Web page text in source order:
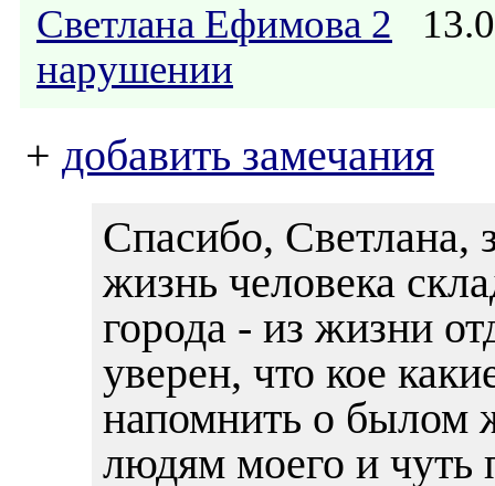
Светлана Ефимова 2
нарушении
+ добавить замечания
Спасибо, Светлана,
жизнь человека
города - из жизни
уверен, что кое
напомнить о былом
людям моего и чуть